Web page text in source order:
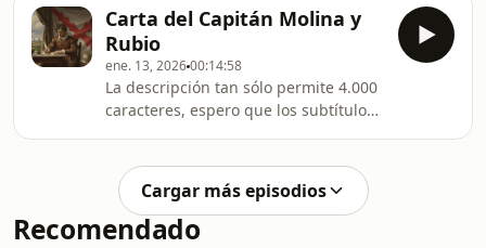
volumen y calidad, superaron a
menudo a las mejores universida
David,
aquí:https://www.amazon.es/Jaque-
Mate-Leye...
Carta del Capitán Molina y
Rubio
ene. 13, 202600:14:58
La descripción tan sólo permite 4.000
caracteres, espero que los subtítulos
grande, nos vemos por aquí.
Cargar más episodios
Recomendado